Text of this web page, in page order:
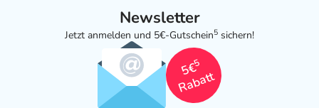
Newsletter
Jetzt anmelden und 5€-Gutschein5 sichern!
5€
5
Rabatt